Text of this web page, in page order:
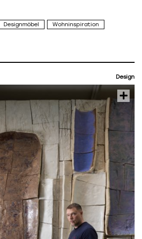
Designmöbel Wohninspiration
Design